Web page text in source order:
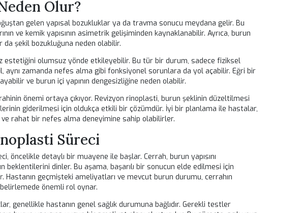
Olur?
Süreci
Bakım
ile Elde Edilen Sonuçlar
estetik kaygı duymasına yol açan bir durumdur.Revizyon Rinoplasti
Eğri burun estetiği hakkında daha fazla bilgi almak ve sizin için uygun olan
için
Bize ulaşın
Neden Olur?
doğuştan gelen yapısal bozukluklar ya da travma sonucu meydana gelir. Bu
ve kemik yapısının asimetrik gelişiminden kaynaklanabilir. Ayrıca, burun
da şekil bozukluğuna neden olabilir.
yüz estetiğini olumsuz yönde etkileyebilir. Bu tür bir durum, sadece fiziksel
değil, aynı zamanda nefes alma gibi fonksiyonel sorunlara da yol açabilir. Eğri bir
kısıtlayabilir ve burun içi yapının dengesizliğine neden olabilir.